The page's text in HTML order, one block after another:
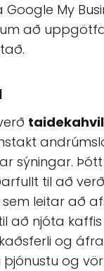
My
að
sýningar.
til að
leitar að
að njóta
og
og